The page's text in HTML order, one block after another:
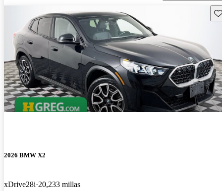
2026 BMW X2
xDrive28i 20,233 millas